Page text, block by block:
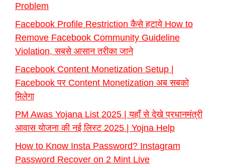
Problem
Facebook Profile Restriction कैसे हटाये How to
Remove Facebook Community Guideline
Violation, सबसे आसान तरीका जाने
Facebook Content Monetization Setup |
Facebook पर Content Monetization अब सबको
मिलेगा
PM Awas Yojana List 2025 | यहाँ से देखे प्रधानमंत्री
आवास योजना की नई लिस्ट 2025 | Yojna Help
How to Know Insta Password? Instagram
Password Recover on 2 Mint Live